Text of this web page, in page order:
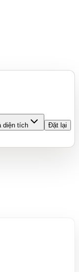
diện tích Đặt lại